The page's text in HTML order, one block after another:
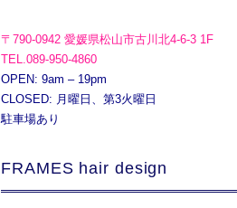
〒790-0942 愛媛県松山市古川北4-6-3 1F
TEL.089-950-4860
OPEN: 9am – 19pm
CLOSED: 月曜日、第3火曜日
駐車場あり
FRAMES hair design